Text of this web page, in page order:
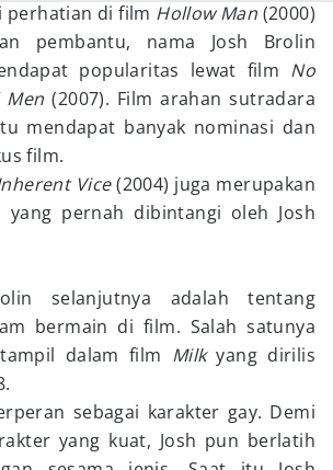
perhatian di film Hollow Man (2000)
pembantu, nama Josh Brolin
popularitas lewat film No
Men(2007). Film arahan sutradara
mendapat banyak nominasi dan
film.
Vice(2004) juga merupakan
pernah dibintangi oleh Josh
selanjutnya adalah tentang
bermain di film. Salah satunya
dalam film Milkyang dirilis
sebagai karakter gay. Demi
yang kuat, Josh pun berlatih